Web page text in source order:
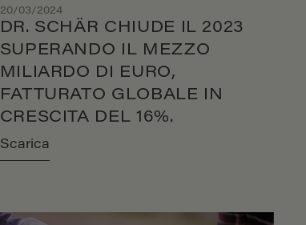
20/03/2024
DR. SCHÄR CHIUDE IL 2023
SUPERANDO IL MEZZO
MILIARDO DI EURO,
FATTURATO GLOBALE IN
CRESCITA DEL 16%.
Scarica